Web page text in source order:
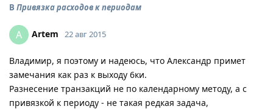
В Привязка расходов к периодам
A Artem 22 авг 2015
Владимир, я поэтому и надеюсь, что Александр примет
замечания как раз к выходу 6ки.
Разнесение транзакций не по календарному методу, а с
привязкой к периоду - не такая редкая задача,